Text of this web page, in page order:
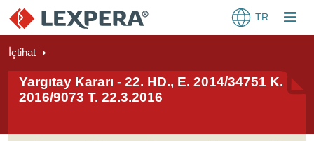
TR
İçtihat
Yargıtay Kararı - 22. HD., E. 2014/34751 K.
2016/9073 T. 22.3.2016